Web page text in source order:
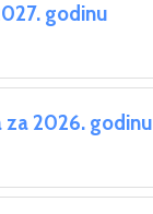
godinu
za 2026. godinu